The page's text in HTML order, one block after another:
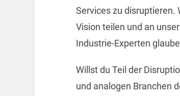
Services zu disruptieren.
Vision teilen und an
Industrie-Experten
Willst du Teil der
und analogen Branchen